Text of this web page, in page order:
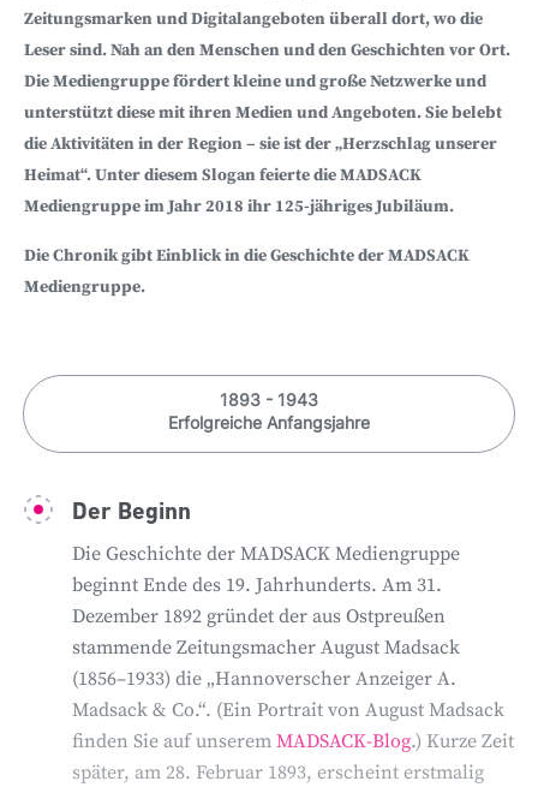
Zeitungsmarken und Digitalangeboten überall dort, wo die
Leser sind. Nah an den Menschen und den Geschichten vor Ort.
Die Mediengruppe fördert kleine und große Netzwerke und
unterstützt diese mit ihren Medien und Angeboten. Sie belebt
die Aktivitäten in der Region – sie ist der „Herzschlag unserer
Heimat“. Unter diesem Slogan feierte die MADSACK
Mediengruppe im Jahr 2018 ihr 125-jähriges Jubiläum.
Die Chronik gibt Einblick in die Geschichte der MADSACK
Mediengruppe.
1893 - 1943
Erfolgreiche Anfangsjahre
Der Beginn
Die Geschichte der MADSACK Mediengruppe
beginnt Ende des 19. Jahrhunderts. Am 31.
Dezember 1892 gründet der aus Ostpreußen
stammende Zeitungsmacher August Madsack
(1856–1933) die „Hannoverscher Anzeiger A.
Madsack & Co.“. (Ein Portrait von August Madsack
finden Sie auf unserem MADSACK-Blog.) Kurze Zeit
später, am 28. Februar 1893, erscheint erstmalig